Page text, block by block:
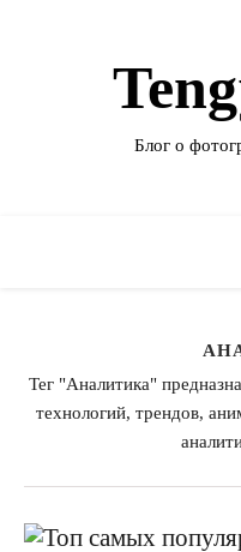
Блог о
Тег "Аналитика"
технологий, трендов,